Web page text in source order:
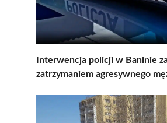
Interwencja policji w Baninie
zatrzymaniem agresywnego